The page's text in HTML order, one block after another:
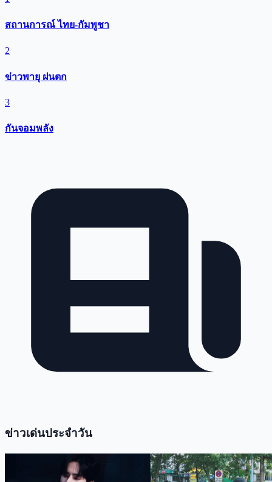
สถานการณ์ ไทย-กัมพูชา
2
ข่าวพายุ ฝนตก
3
กันจอมพลัง
ข่าวเด่นประจำวัน